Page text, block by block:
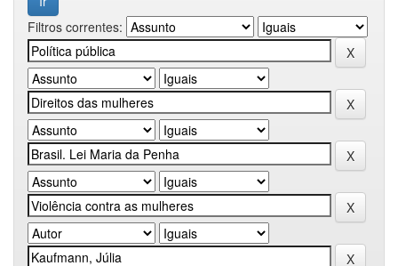
Filtros correntes: